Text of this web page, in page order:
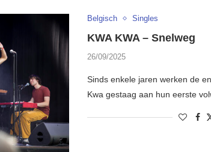
Belgisch Singles
KWA KWA – Snelweg
26/09/2025
Sinds enkele jaren werken de
Kwa gestaag aan hun eerste